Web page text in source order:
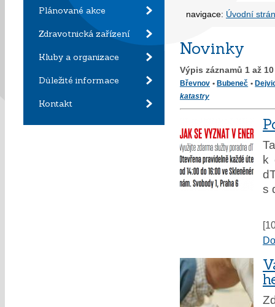
Plánované akce
Zdravotnická zařízení
Kluby a organizace
Důležité informace
Kontakt
navigace: Úvodní
Novinky
Výpis záznamů 1 až 10
Břevnov •Bubeneč •
katastry
k
s